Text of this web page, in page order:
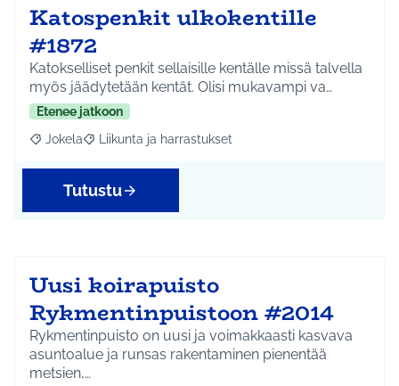
Katospenkit ulkokentille
#1872
Katokselliset penkit sellaisille kentälle missä talvella
myös jäädytetään kentät. Olisi mukavampi va…
Etenee jatkoon
Rajaa tulokset aihepiirin mukaan: Jokela
Jokela Rajaa tulokset teeman mukaan: Liikunta ja
Liikunta ja harrastukset
Tutustu
Uusi koirapuisto
Rykmentinpuistoon #2014
Rykmentinpuisto on uusi ja voimakkaasti kasvava
asuntoalue ja runsas rakentaminen pienentää
metsien,…